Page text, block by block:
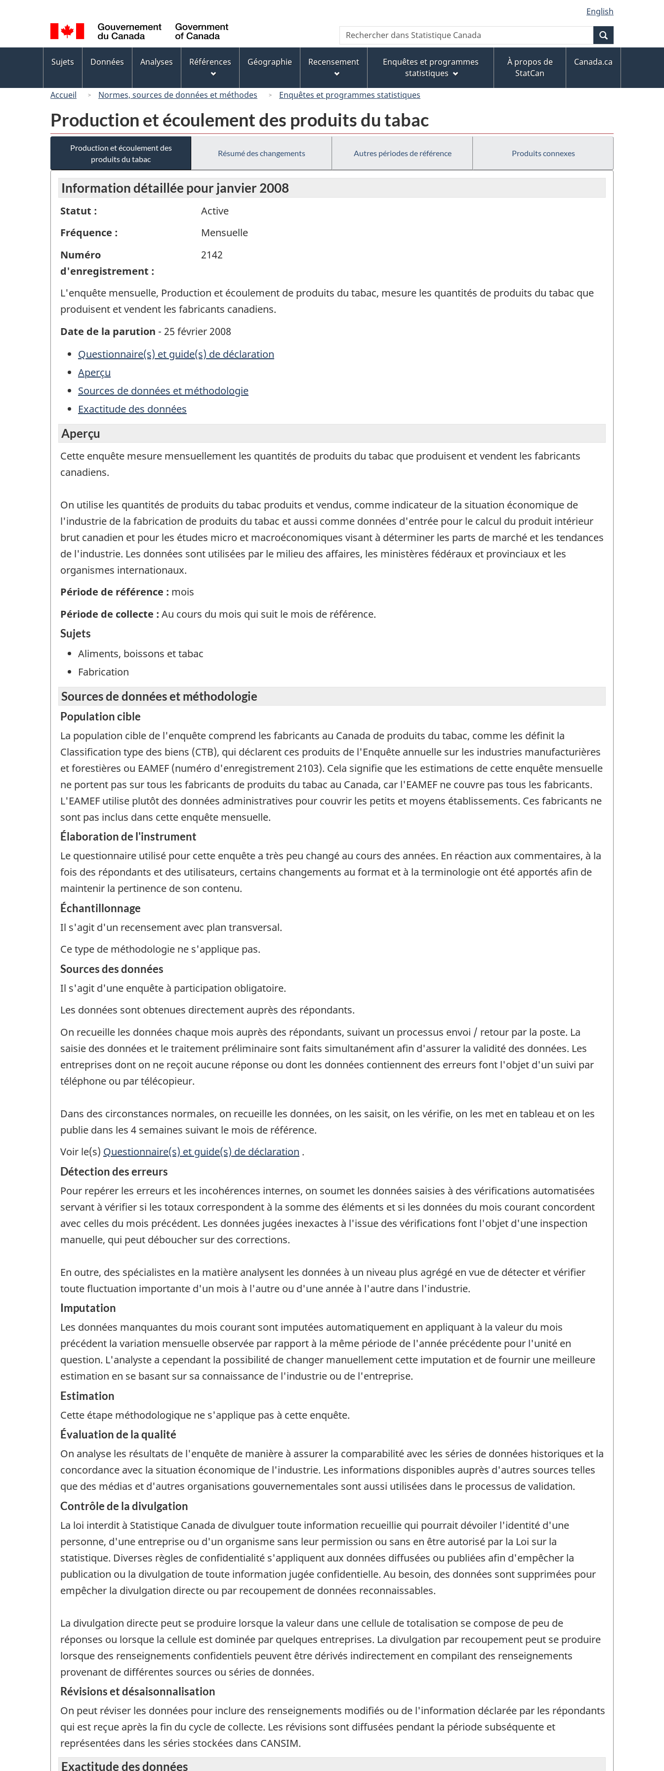
au
contenu
principal
« À
propos
de
ce
version
HTML
simplifiée
de
la
langue
English
Canada
Recherche
Rechercher
dans
Canada
des
Sujets Données Analyses Références Géographie Recensement
Enquêtes et programmes
statistiques
À propos de
StatCan
Canada.ca
Accueil Normes, sources de données et méthodes Enquêtes et programmes statistiques
Production et écoulement des produits du tabac
Production et écoulement des
produits du tabac
Résumé des changements Autres périodes de référence Produits connexes
Information détaillée pour janvier 2008
Statut :
Active
Fréquence :
Mensuelle
Numéro
d'enregistrement :
2142
L'enquête mensuelle, Production et écoulement de produits du tabac, mesure les quantités de produits du tabac que
produisent et vendent les fabricants canadiens.
Date de la parution - 25 février 2008
Questionnaire(s) et guide(s) de déclaration
Aperçu
Sources de données et méthodologie
Exactitude des données
Aperçu
Cette enquête mesure mensuellement les quantités de produits du tabac que produisent et vendent les fabricants
canadiens.
On utilise les quantités de produits du tabac produits et vendus, comme indicateur de la situation économique de
l'industrie de la fabrication de produits du tabac et aussi comme données d'entrée pour le calcul du produit intérieur
brut canadien et pour les études micro et macroéconomiques visant à déterminer les parts de marché et les tendances
de l'industrie. Les données sont utilisées par le milieu des affaires, les ministères fédéraux et provinciaux et les
organismes internationaux.
Période de référence : mois
Période de collecte : Au cours du mois qui suit le mois de référence.
Sujets
Aliments, boissons et tabac
Fabrication
Sources de données et méthodologie
Population cible
La population cible de l'enquête comprend les fabricants au Canada de produits du tabac, comme les définit la
Classification type des biens (CTB), qui déclarent ces produits de l'Enquête annuelle sur les industries manufacturières
et forestières ou EAMEF (numéro d'enregistrement 2103). Cela signifie que les estimations de cette enquête mensuelle
ne portent pas sur tous les fabricants de produits du tabac au Canada, car l'EAMEF ne couvre pas tous les fabricants.
L'EAMEF utilise plutôt des données administratives pour couvrir les petits et moyens établissements. Ces fabricants ne
sont pas inclus dans cette enquête mensuelle.
Élaboration de l'instrument
Le questionnaire utilisé pour cette enquête a très peu changé au cours des années. En réaction aux commentaires, à la
fois des répondants et des utilisateurs, certains changements au format et à la terminologie ont été apportés afin de
maintenir la pertinence de son contenu.
Échantillonnage
Il s'agit d'un recensement avec plan transversal.
Ce type de méthodologie ne s'applique pas.
Sources des données
Il s'agit d'une enquête à participation obligatoire.
Les données sont obtenues directement auprès des répondants.
On recueille les données chaque mois auprès des répondants, suivant un processus envoi / retour par la poste. La
saisie des données et le traitement préliminaire sont faits simultanément afin d'assurer la validité des données. Les
entreprises dont on ne reçoit aucune réponse ou dont les données contiennent des erreurs font l'objet d'un suivi par
téléphone ou par télécopieur.
Dans des circonstances normales, on recueille les données, on les saisit, on les vérifie, on les met en tableau et on les
publie dans les 4 semaines suivant le mois de référence.
Voir le(s) Questionnaire(s) et guide(s) de déclaration .
Détection des erreurs
Pour repérer les erreurs et les incohérences internes, on soumet les données saisies à des vérifications automatisées
servant à vérifier si les totaux correspondent à la somme des éléments et si les données du mois courant concordent
avec celles du mois précédent. Les données jugées inexactes à l'issue des vérifications font l'objet d'une inspection
manuelle, qui peut déboucher sur des corrections.
En outre, des spécialistes en la matière analysent les données à un niveau plus agrégé en vue de détecter et vérifier
toute fluctuation importante d'un mois à l'autre ou d'une année à l'autre dans l'industrie.
Imputation
Les données manquantes du mois courant sont imputées automatiquement en appliquant à la valeur du mois
précédent la variation mensuelle observée par rapport à la même période de l'année précédente pour l'unité en
question. L'analyste a cependant la possibilité de changer manuellement cette imputation et de fournir une meilleure
estimation en se basant sur sa connaissance de l'industrie ou de l'entreprise.
Estimation
Cette étape méthodologique ne s'applique pas à cette enquête.
Évaluation de la qualité
On analyse les résultats de l'enquête de manière à assurer la comparabilité avec les séries de données historiques et la
concordance avec la situation économique de l'industrie. Les informations disponibles auprès d'autres sources telles
que des médias et d'autres organisations gouvernementales sont aussi utilisées dans le processus de validation.
Contrôle de la divulgation
La loi interdit à Statistique Canada de divulguer toute information recueillie qui pourrait dévoiler l'identité d'une
personne, d'une entreprise ou d'un organisme sans leur permission ou sans en être autorisé par la Loi sur la
statistique. Diverses règles de confidentialité s'appliquent aux données diffusées ou publiées afin d'empêcher la
publication ou la divulgation de toute information jugée confidentielle. Au besoin, des données sont supprimées pour
empêcher la divulgation directe ou par recoupement de données reconnaissables.
La divulgation directe peut se produire lorsque la valeur dans une cellule de totalisation se compose de peu de
réponses ou lorsque la cellule est dominée par quelques entreprises. La divulgation par recoupement peut se produire
lorsque des renseignements confidentiels peuvent être dérivés indirectement en compilant des renseignements
provenant de différentes sources ou séries de données.
Révisions et désaisonnalisation
On peut réviser les données pour inclure des renseignements modifiés ou de l'information déclarée par les répondants
qui est reçue après la fin du cycle de collecte. Les révisions sont diffusées pendant la période subséquente et
représentées dans les séries stockées dans CANSIM.
Exactitude des données